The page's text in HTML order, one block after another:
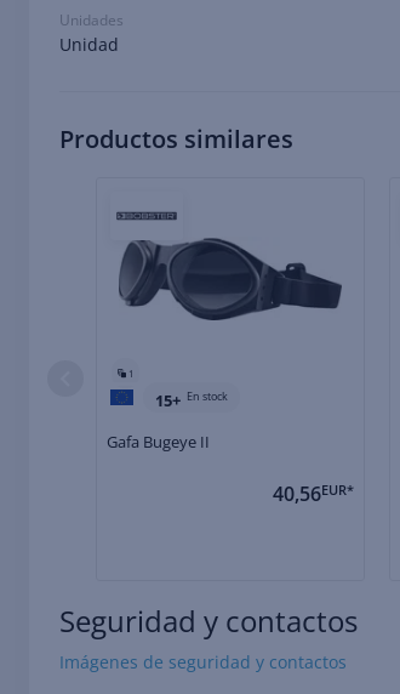
Unidades
Unidad
Productos similares
1
15+ En stock
Gafa Bugeye II
40,56EUR*
Seguridad y contactos
Imágenes de seguridad y contactos